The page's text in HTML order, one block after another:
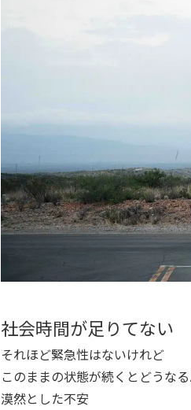
社会時間が足りてない
それほど緊急性はないけれど
このままの状態が続くとどうな
漠然とした不安